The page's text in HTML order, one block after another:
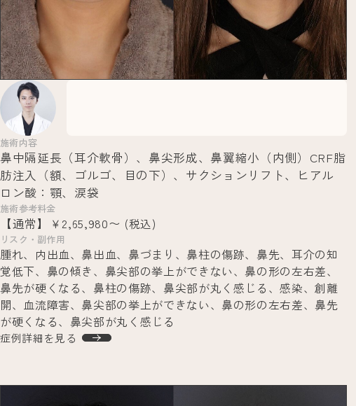
施術内容
鼻中隔延長（耳介軟骨）、鼻尖形成、鼻翼縮小（内側）CRF脂
肪注入（額、ゴルゴ、目の下）、サクションリフト、ヒアル
ロン酸：顎、涙袋
施術参考料金
【通常】￥2,65,980〜 (税込)
リスク・副作用
腫れ、内出血、鼻出血、鼻づまり、鼻柱の傷跡、鼻先、耳介の知
覚低下、鼻の傾き、鼻尖部の挙上ができない、鼻の形の左右差、
鼻先が硬くなる、鼻柱の傷跡、鼻尖部が丸く感じる、感染、創離
開、血流障害、鼻尖部の挙上ができない、鼻の形の左右差、鼻先
が硬くなる、鼻尖部が丸く感じる
症例詳細を見る